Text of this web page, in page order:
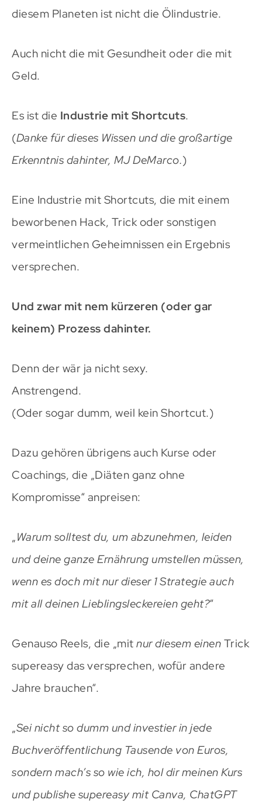
diesem Planeten ist nicht die Ölindustrie.
Auch nicht die mit Gesundheit oder die mit
Geld.
Es ist die Industrie mit Shortcuts.
(Danke für dieses Wissen und die großartige
Erkenntnis dahinter, MJ DeMarco.)
Eine Industrie mit Shortcuts, die mit einem
beworbenen Hack, Trick oder sonstigen
vermeintlichen Geheimnissen ein Ergebnis
versprechen.
Und zwar mit nem kürzeren (oder gar
keinem) Prozess dahinter.
Denn der wär ja nicht sexy.
Anstrengend.
(Oder sogar dumm, weil kein Shortcut.)
Dazu gehören übrigens auch Kurse oder
Coachings, die „Diäten ganz ohne
Kompromisse“ anpreisen:
„Warum solltest du, um abzunehmen, leiden
und deine ganze Ernährung umstellen müssen,
wenn es doch mit nur dieser 1 Strategie auch
mit all deinen Lieblingsleckereien geht?“
Genauso Reels, die „mit nur diesem einen Trick
supereasy das versprechen, wofür andere
Jahre brauchen“.
„Sei nicht so dumm und investier in jede
Buchveröffentlichung Tausende von Euros,
sondern mach’s so wie ich, hol dir meinen Kurs
und publishe supereasy mit Canva, ChatGPT